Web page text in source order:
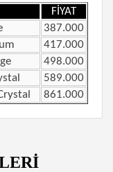
FİYAT
387.000
417.000
498.000
589.000
861.000